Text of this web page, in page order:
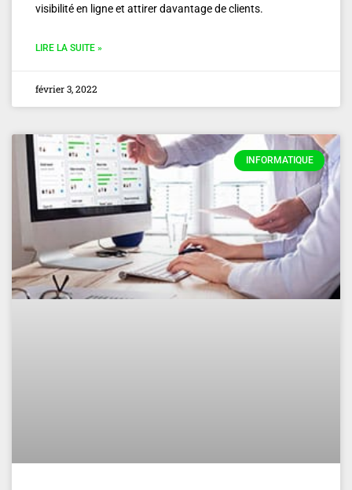
visibilité en ligne et attirer davantage de clients.
LIRE LA SUITE »
février 3, 2022
INFORMATIQUE